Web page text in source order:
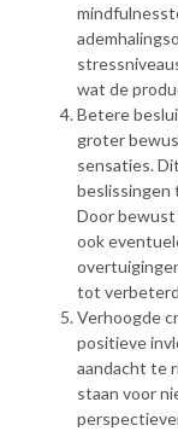
wat de
Betere
groter
sensaties.
beslissingen
Door bewust
ook
tot
Verhoogde
positieve
aandacht te
staan voor